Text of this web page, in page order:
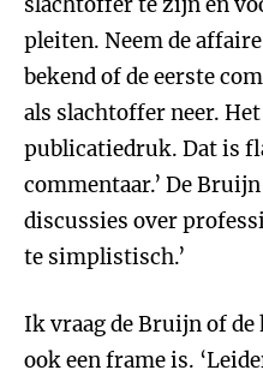
pleiten. Neem de
bekend of de eerste
als slachtoffer neer.
publicatiedruk. Dat is
commentaar.’ De
discussies over
te simplistisch.’
Ik vraag de Bruijn of de
ook een frame is.